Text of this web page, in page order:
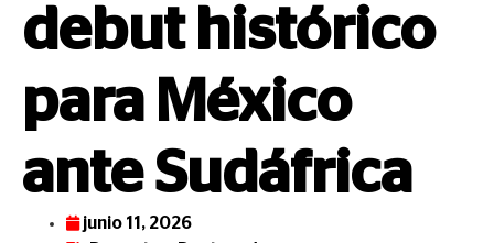
debut histórico
para México
ante Sudáfrica
junio 11, 2026